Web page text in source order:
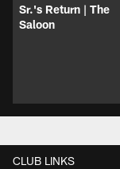
Sr.'s Return | The
Saloon
CLUB LINKS